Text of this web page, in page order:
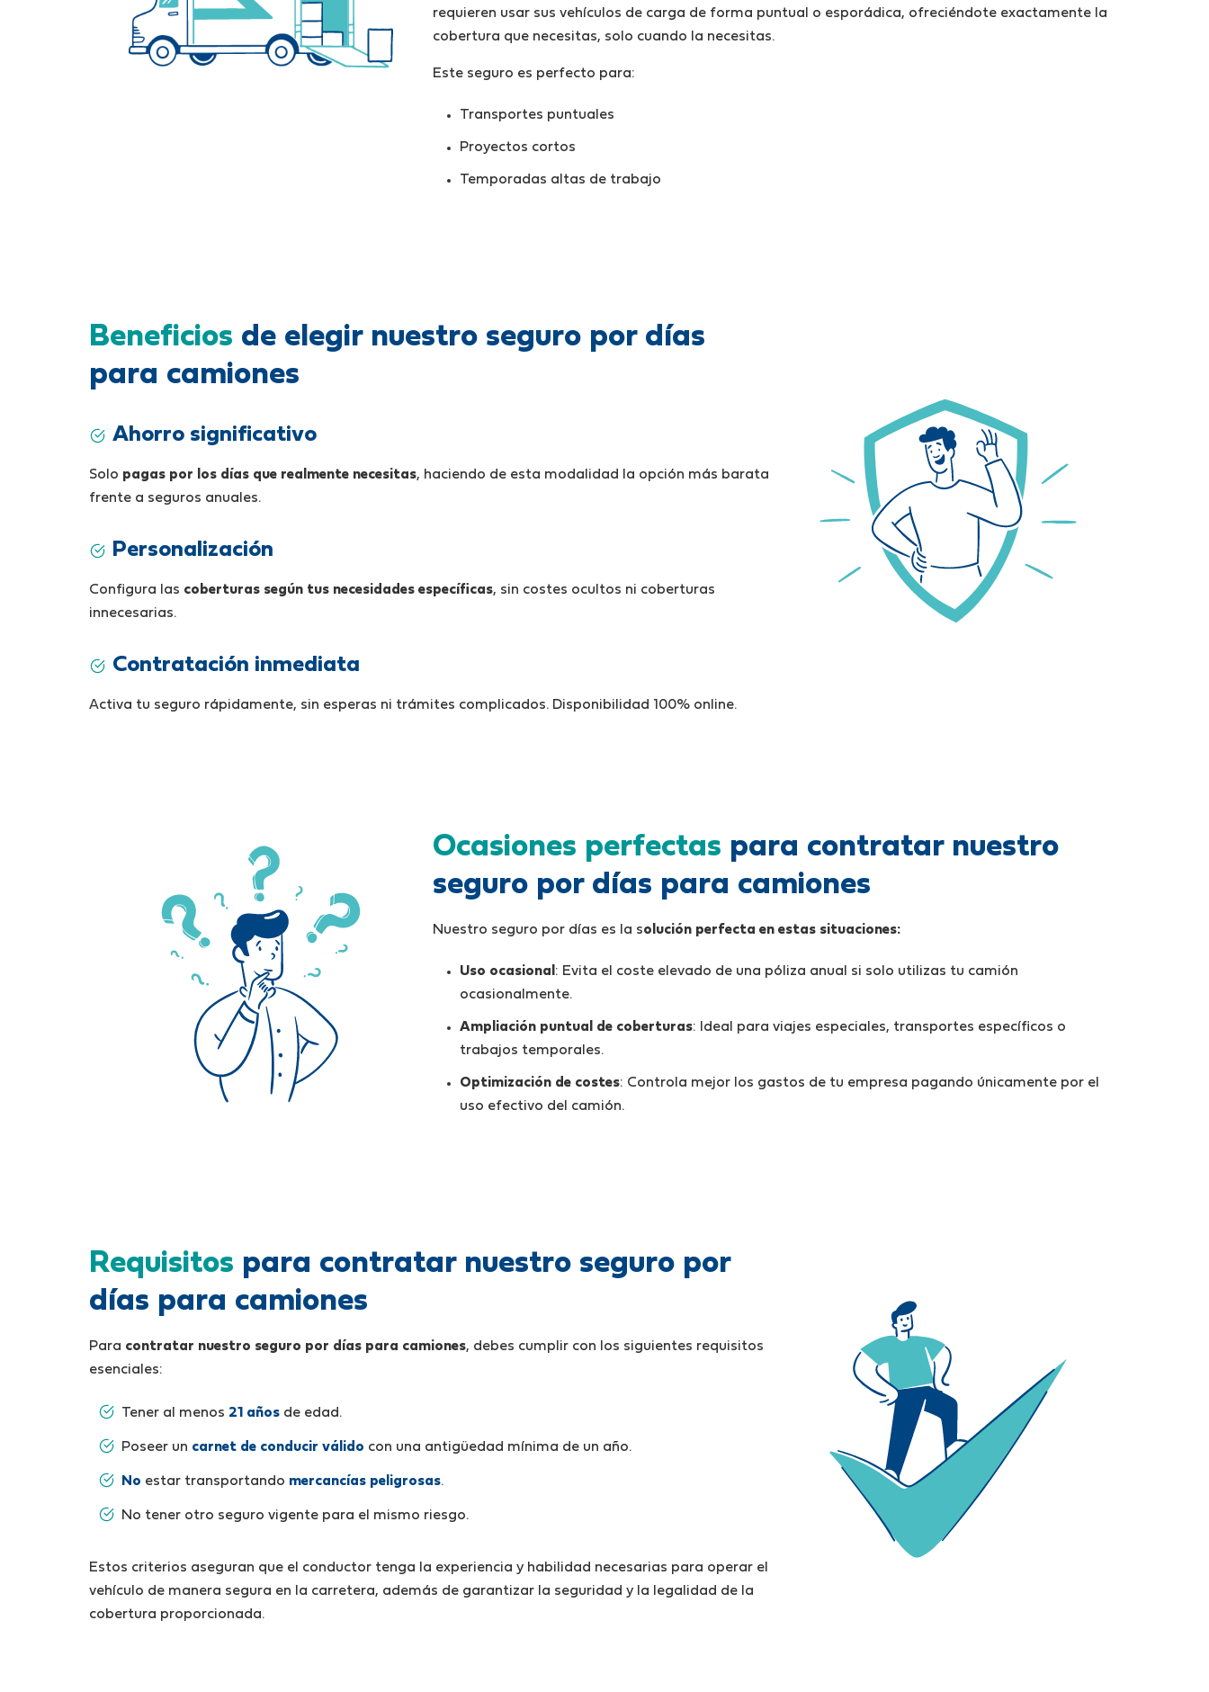
requieren usar sus vehículos de carga de forma puntual o esporádica, ofreciéndote exactamente la
cobertura que necesitas, solo cuando la necesitas.
Este seguro es perfecto para:
Transportes puntuales
Proyectos cortos
Temporadas altas de trabajo
Beneficios de elegir nuestro seguro por días
para camiones
Ahorro significativo
Solo pagas por los días que realmente necesitas, haciendo de esta modalidad la opción más barata
frente a seguros anuales.
Personalización
Configura las coberturas según tus necesidades específicas, sin costes ocultos ni coberturas
innecesarias.
Contratación inmediata
Activa tu seguro rápidamente, sin esperas ni trámites complicados. Disponibilidad 100% online.
Ocasiones perfectas para contratar nuestro
seguro por días para camiones
Nuestro seguro por días es la solución perfecta en estas situaciones:
Uso ocasional : Evita el coste elevado de una póliza anual si solo utilizas tu camión
ocasionalmente.
Ampliación puntual de coberturas: Ideal para viajes especiales, transportes específicos o
trabajos temporales.
Optimización de costes: Controla mejor los gastos de tu empresa pagando únicamente por el
uso efectivo del camión.
Requisitos para contratar nuestro seguro por
días para camiones
Para contratar nuestro seguro por días para camiones, debes cumplir con los siguientes requisitos
esenciales:
Tener al menos 21 años de edad.
Poseer un carnet de conducir válido con una antigüedad mínima de un año.
No estar transportando mercancías peligrosas.
No tener otro seguro vigente para el mismo riesgo.
Estos criterios aseguran que el conductor tenga la experiencia y habilidad necesarias para operar el
vehículo de manera segura en la carretera, además de garantizar la seguridad y la legalidad de la
cobertura proporcionada.